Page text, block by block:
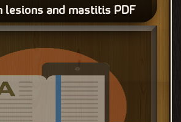
lesions and mastitis PDF